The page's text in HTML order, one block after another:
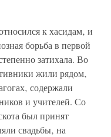
к хасидам‚ и
борьба в первой
затихала. Во
жили рядом‚
содержали
и учителей. Со
был принят
свадьбы‚ на